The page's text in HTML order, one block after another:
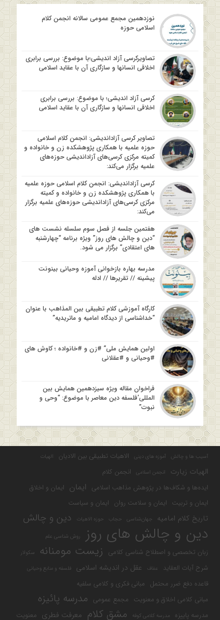
نوزدهمین مجمع عمومی سالانه انجمن کلام
اسلامی حوزه
تصاویرکرسی آزاد اندیشی؛با موضوع: بررسی برابری
اخلاقی انسانها و سازگاری آن با عقاید اسلامی
کرسی آزاد اندیشی؛ با موضوع: بررسی برابری
اخلاقی انسانها و سازگاری آن با عقاید اسلامی
تصاویر کرسی آزاداندیشی: انجمن کلام اسلامی
حوزه علمیه با همکاری پژوهشکده زن و خانواده و
کمیته مرکزی کرسی‌های آزاداندیشی حوزه‌های
علمیه برگزار می‌کند:
کرسی آزاداندیشی: انجمن کلام اسلامی حوزه علمیه
با همکاری پژوهشکده زن و خانواده و کمیته
مرکزی کرسی‌های آزاداندیشی حوزه‌های علمیه برگزار
می‌کند:
هفتمین جلسه از فصل سوم سلسله نشست های
“دین و چالش های روز” ویژه برنامه “چهارشنبه
های اعتقادی” برگزار می شود.
مدرسه بهاره بازخوانی آموزه وحیانی بینونت
پیشینه // تقریرها // ادله
کارگاه آموزشی کلام تطبیقی بین المذاهب با عنوان
“خداشناسی از دیدگاه امامیه و ماتریدیه”
اولین همایش ملی” #زن و #خانواده ؛ کاوش های
#وحیانی و #عقلانی
فراخوان مقاله ویژه سیزدهمین همایش بین
المللی’فلسفه دین معاصر با موضوع: “وحی و
نبوت”
آسیب ها و چالش آموزه های دینی الاهیات تطبیقی بین الادیان الهیات
الهیات زیارت انجمن اسلامی
انجمن کلام
ایده‌ها و شکاف‌ها در پژوهش مذاهب اسلامی ایمان ایمان و اخلاق
ایمان و تربیت ایمان و سلامت روان ایمان و سیاست
تاریخ کلام امامیه جهان‌شناسی حجاب حوزه الاهیات دین و چالش
دین و چالش های روز روش شناسی علم
زبان تخصصی و اصطلاح شناسی کلامی زیست مومنانه سکولار
شرح آیات العقاید عفاف عقل در اندیشه اسلامی فلسفه و منابع وحیانی
قاعده دفع ضرر محتمل مبانی فکری و کلامی سلفیه
مبانی کلامی اخلاق و معنویت مجمع عمومی مدرسه پائیزه
مدرسه پاییزه مدرسه کلامی کوفه مشق کلام معرفت فطری معنویت